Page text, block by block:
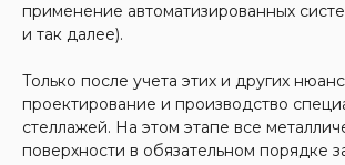
применение автоматизированных
и так далее).
Только после учета этих и других
проектирование и производство
стеллажей. На этом этапе все
поверхности в обязательном порядке